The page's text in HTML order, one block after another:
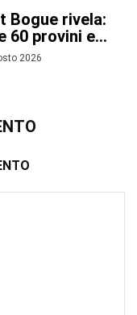
Bogue rivela:
60 provini e...
2026